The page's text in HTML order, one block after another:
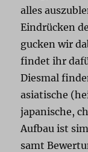
alles
Eindrücken
gucken wir
findet ihr
Diesmal
asiatische
japanische,
Aufbau ist
samt